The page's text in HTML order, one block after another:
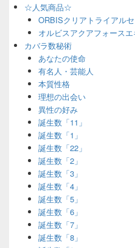
☆人気商品☆
ORBISクリアトライアルセ
オルビスアクアフォース
カバラ数秘術
あなたの使命
有名人・芸能人
本質性格
理想の出会い
異性の好み
誕生数「11」
誕生数「1」
誕生数「22」
誕生数「2」
誕生数「3」
誕生数「4」
誕生数「5」
誕生数「6」
誕生数「7」
誕生数「8」